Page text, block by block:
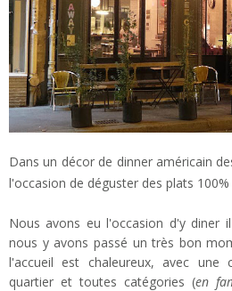
Dans un décor de dinner américain
l'occasion de déguster des plats
Nous avons eu l'occasion d'y diner
nous y avons passé un très bon
l'accueil est chaleureux, avec une
quartier et toutes catégories (en